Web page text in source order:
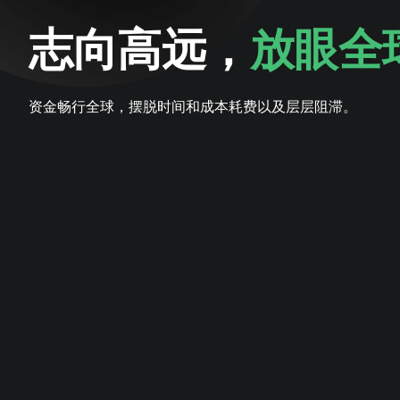
志向高远， 放眼全
资金畅行全球，摆脱时间和成本耗费以及层层阻滞。